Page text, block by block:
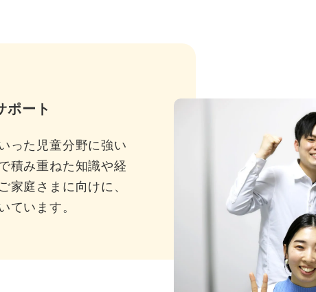
ポート
った児童分野に強い
積み重ねた知識や経
家庭さまに向けに、
ています。